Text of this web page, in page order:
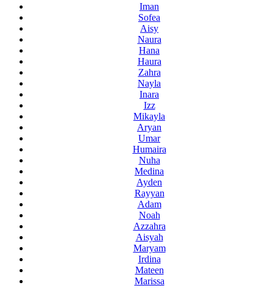
Iman
Sofea
Aisy
Naura
Hana
Haura
Zahra
Nayla
Inara
Izz
Mikayla
Aryan
Umar
Humaira
Nuha
Medina
Ayden
Rayyan
Adam
Noah
Azzahra
Aisyah
Maryam
Irdina
Mateen
Marissa